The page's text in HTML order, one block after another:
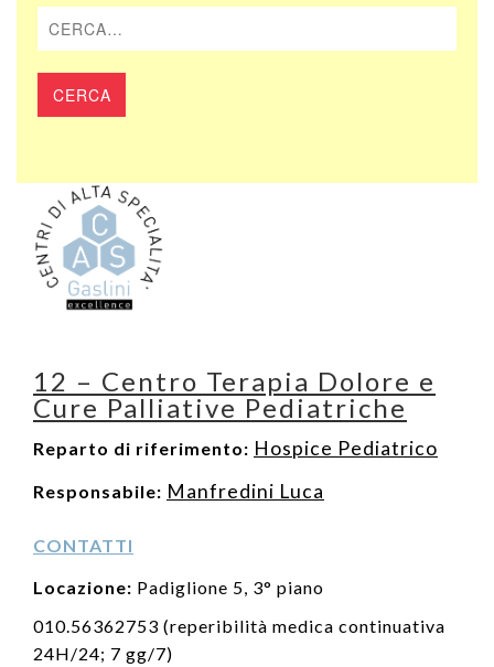
12 – Centro Terapia Dolore e
Cure Palliative Pediatriche
Reparto di riferimento: Hospice Pediatrico
Responsabile: Manfredini Luca
CONTATTI
Locazione: Padiglione 5, 3° piano
010.56362753 (reperibilità medica continuativa
24H/24; 7 gg/7)